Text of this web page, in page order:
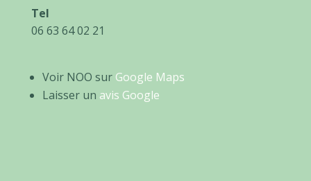
Tel
06 63 64 02 21
Voir NOO sur Google Maps
Laisser un avis Google